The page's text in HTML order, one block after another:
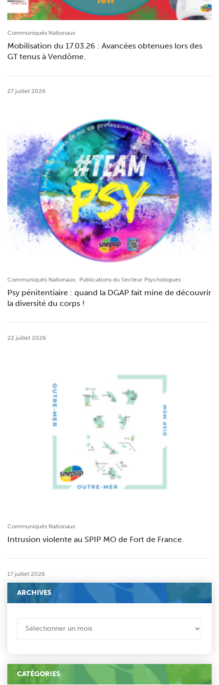
Communiqués Nationaux
Mobilisation du 17.03.26 : Avancées obtenues lors des
GT tenus à Vendôme.
27 juillet 2026
Communiqués Nationaux, Publications du Secteur Psychologues
Psy pénitentiaire : quand la DGAP fait mine de découvrir
la diversité du corps !
22 juillet 2026
Communiqués Nationaux
Intrusion violente au SPIP MO de Fort de France.
17 juillet 2026
ARCHIVES
CATÉGORIES